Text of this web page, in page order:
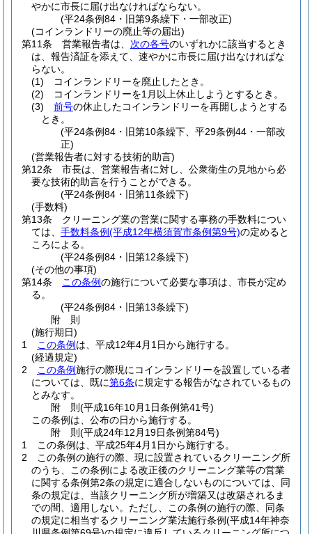
やかに市長に届け出なければならない。
(平24条例84・旧第9条繰下・一部改正)
(コインランドリーの廃止等の届出)
第11条
営業報告者は、 次の各号のいずれかに該当するとき
は、報告済証を添えて、速やかに市長に届け出なければな
らない。
(1)
コインランドリーを廃止したとき。
(2)
コインランドリーを1月以上休止しようとするとき。
(3)
前号の休止したコインランドリーを再開しようとする
とき。
(平24条例84・旧第10条繰下、平29条例44・一部改
正)
(営業報告者に対する技術的助言)
第12条
市長は、営業報告者に対し、公衆衛生の見地から必
要な技術的助言を行うことができる。
(平24条例84・旧第11条繰下)
(手数料)
第13条
クリーニング業の営業に関する事務の手数料につい
ては、 手数料条例(平成12年横須賀市条例第9号)の定めると
ころによる。
(平24条例84・旧第12条繰下)
(その他の事項)
第14条
この条例の施行について必要な事項は、市長が定め
る。
(平24条例84・旧第13条繰下)
附 則
(施行期日)
1
この条例 は、平成12年4月1日から施行する。
(経過規定)
2
この条例施行の際現にコインランドリーを設置している者
については、既に第6条に規定する報告がなされているもの
とみなす。
附 則(平成16年10月1日条例第41号)
この条例は、公布の日から施行する。
附 則(平成24年12月19日条例第84号)
1
この条例は、平成25年4月1日から施行する。
2
この条例の施行の際、現に設置されているクリーニング所
のうち、この条例による改正後のクリーニング業等の営業
に関する条例第2条の規定に適合しないものについては、同
条の規定は、当該クリーニング所が増築又は改築されるま
での間、適用しない。 ただし、この条例の施行の際、同条
の規定に相当するクリーニング業法施行条例(平成14年神奈